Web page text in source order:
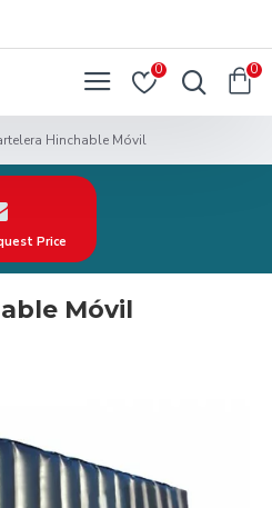
0 0
Hinchable Móvil
Price
Móvil